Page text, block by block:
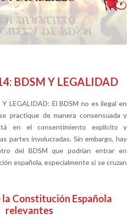
BDSM Y LEGALIDAD
LEGALIDAD: El BDSM no es ilegal en
practique de manera consensuada y
en el consentimiento explícito y
partes involucradas. Sin embargo, hay
del BDSM que podrían entrar en
española, especialmente si se cruzan
Constitución Española
relevantes